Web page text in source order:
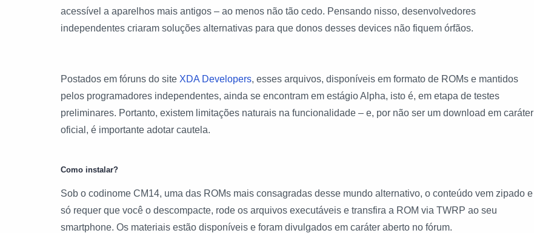
acessível a aparelhos mais antigos – ao menos não tão cedo. Pensando nisso, desenvolvedores
independentes criaram soluções alternativas para que donos desses devices não fiquem órfãos.
Postados em fóruns do site XDA Developers, esses arquivos, disponíveis em formato de ROMs e mantidos
pelos programadores independentes, ainda se encontram em estágio Alpha, isto é, em etapa de testes
preliminares. Portanto, existem limitações naturais na funcionalidade – e, por não ser um download em caráter
oficial, é importante adotar cautela.
Como instalar?
Sob o codinome CM14, uma das ROMs mais consagradas desse mundo alternativo, o conteúdo vem zipado e
só requer que você o descompacte, rode os arquivos executáveis e transfira a ROM via TWRP ao seu
smartphone. Os materiais estão disponíveis e foram divulgados em caráter aberto no fórum.